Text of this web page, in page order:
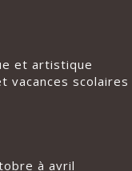
et artistique
vacances scolaires
à avril